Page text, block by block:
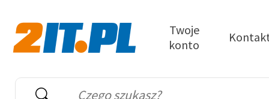
Wyszukiwarka
Słowo kluczowe
Twoje
konto